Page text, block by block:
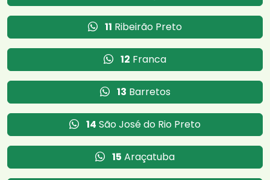
11 Ribeirão Preto
12 Franca
13 Barretos
14 São José do Rio Preto
15 Araçatuba